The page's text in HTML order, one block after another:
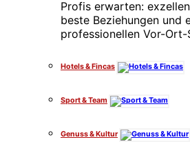
Profis erwarten:
beste Beziehungen und
professionellen Vor-Ort-
Hotels & Fincas
Sport & Team
Genuss & Kultur